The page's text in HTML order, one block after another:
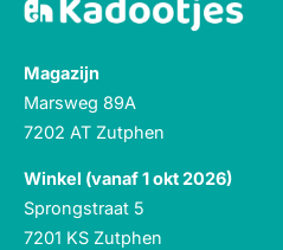
Magazijn
Marsweg 89A
7202 AT Zutphen
Winkel (vanaf 1 okt 2026)
Sprongstraat 5
7201 KS Zutphen